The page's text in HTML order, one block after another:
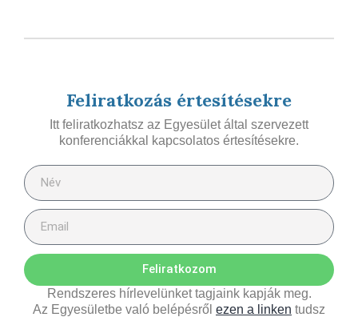
Feliratkozás értesítésekre
Itt feliratkozhatsz az Egyesület által szervezett
konferenciákkal kapcsolatos értesítésekre.
Feliratkozom
Rendszeres hírlevelünket tagjaink kapják meg.
Az Egyesületbe való belépésről ezen a linken tudsz